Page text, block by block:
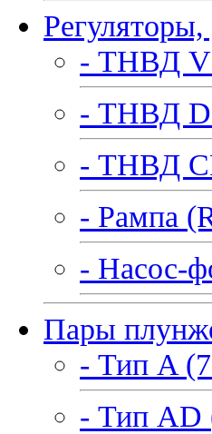
- ТНВД
- ТНВД
- ТНВД
- Рампа
- Насос-
Пары
- Тип A
- Тип AD